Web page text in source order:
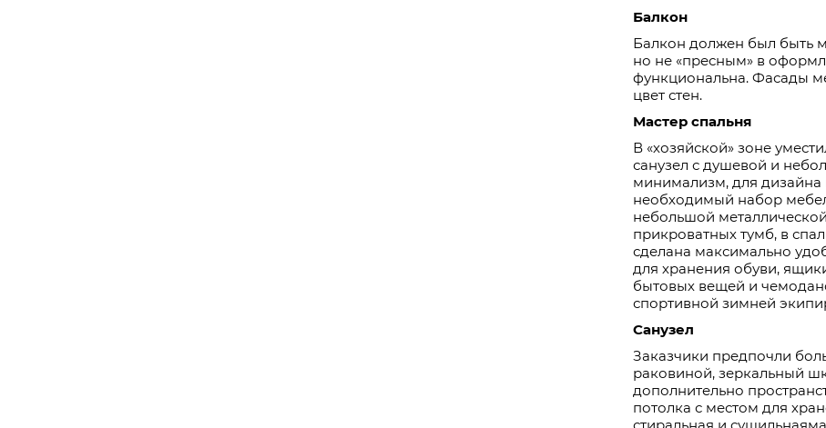
Балкон
Балкон должен был быть
но не «пресным» в
функциональна. Фасады
цвет стен.
Мастер спальня
В «хозяйской» зоне
санузел с душевой и
минимализм, для дизайна
необходимый набор
небольшой
прикроватных тумб, в
сделана максимально
для хранения обуви,
бытовых вещей и
спортивной зимней
Санузел
Заказчики предпочли
раковиной, зеркальный
дополнительно
потолка с местом для